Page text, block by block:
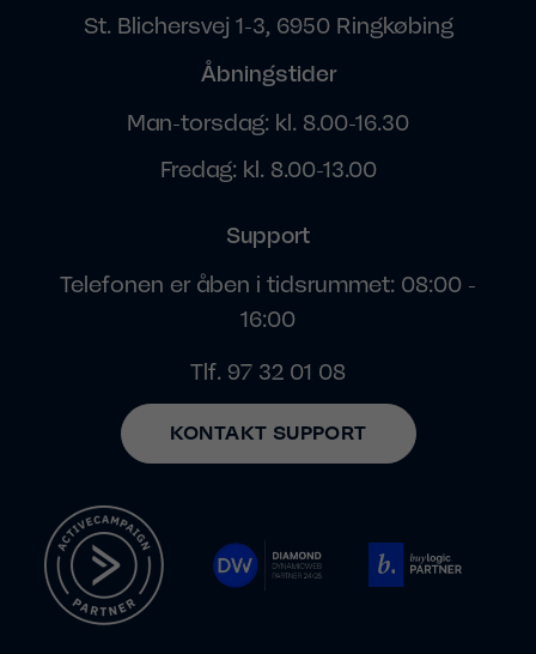
St. Blichersvej 1-3, 6950 Ringkøbing
Åbningstider
Man-torsdag: kl. 8.00-16.30
Fredag: kl. 8.00-13.00
Support
Telefonen er åben i tidsrummet: 08:00 -
16:00
Tlf. 97 32 01 08
KONTAKT SUPPORT